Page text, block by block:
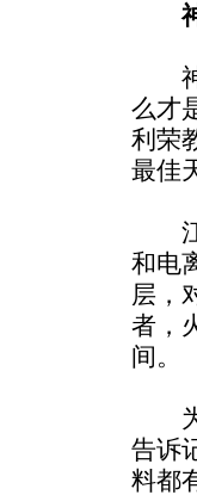
神
么才
利荣
最佳
江
和电
层，
者，
间。
为
告诉
料都